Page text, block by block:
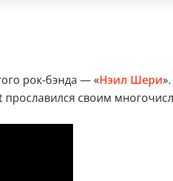
рок-бэнда — «Нэил Шери
прославился своим